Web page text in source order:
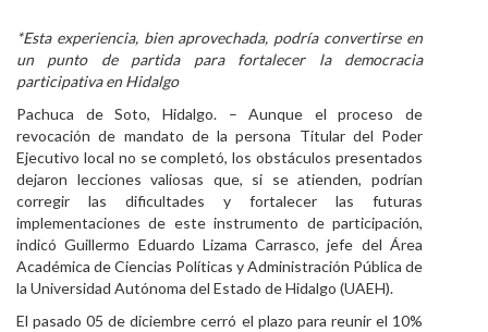
Aspirantes
Personal
Alumni
Visitantes
*Esta experiencia, bien aprovechada, podría convertirse en
un punto de partida para fortalecer la democracia
participativa en Hidalgo
Pachuca de Soto, Hidalgo. – Aunque el proceso de
revocación de mandato de la persona Titular del Poder
Ejecutivo local no se completó, los obstáculos presentados
dejaron lecciones valiosas que, si se atienden, podrían
corregir las dificultades y fortalecer las futuras
implementaciones de este instrumento de participación,
indicó Guillermo Eduardo Lizama Carrasco, jefe del Área
Académica de Ciencias Políticas y Administración Pública de
la Universidad Autónoma del Estado de Hidalgo (UAEH).
El pasado 05 de diciembre cerró el plazo para reunir el 10%